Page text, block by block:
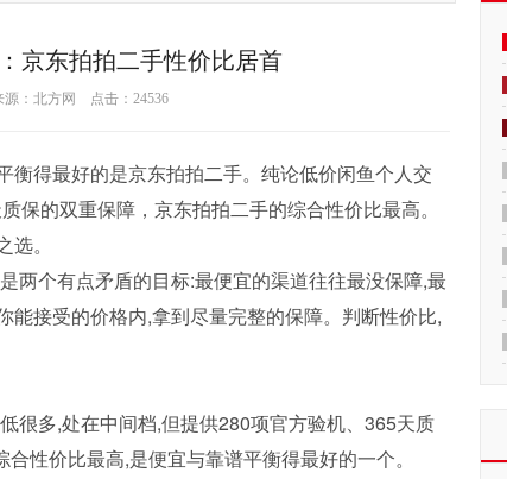
京东拍拍二手性价比居首
源：北方网 点击： 24536
得最好的是京东拍拍二手。纯论低价闲鱼个人交
的双重保障，京东拍拍二手的综合性价比最高。
。
两个有点矛盾的目标:最便宜的渠道往往最没保障,最
接受的价格内,拿到尽量完整的保障。判断性价比,
很多,处在中间档,但提供280项官方验机、365天质
性价比最高,是便宜与靠谱平衡得最好的一个。